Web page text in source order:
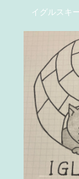
イグルスキ